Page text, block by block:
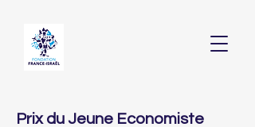
Prix du Jeune Economiste